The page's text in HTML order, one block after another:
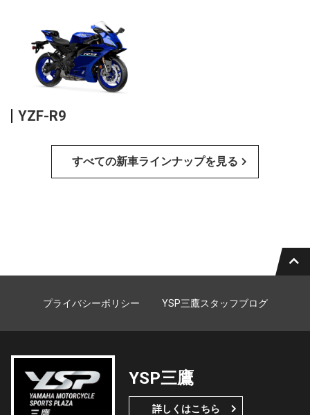
YZF-R9
すべての新車ラインナップを見る
プライバシーポリシー YSP三鷹スタッフブログ
YSP三鷹
詳しくはこちら